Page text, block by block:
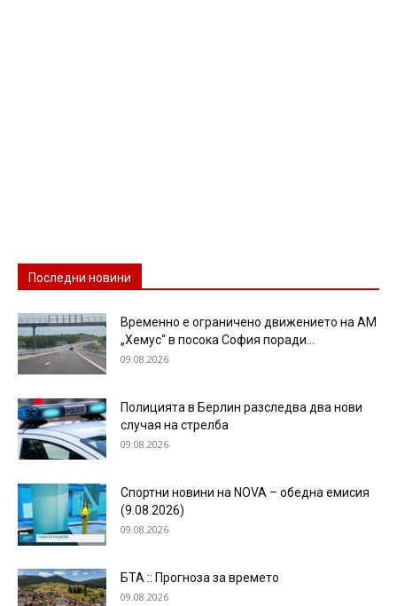
Последни новини
Временно е ограничено движението на АМ
„Хемус“ в посока София поради...
09.08.2026
Полицията в Берлин разследва два нови
случая на стрелба
09.08.2026
Спортни новини на NOVA – обедна емисия
(9.08.2026)
09.08.2026
БТА :: Прогноза за времето
09.08.2026